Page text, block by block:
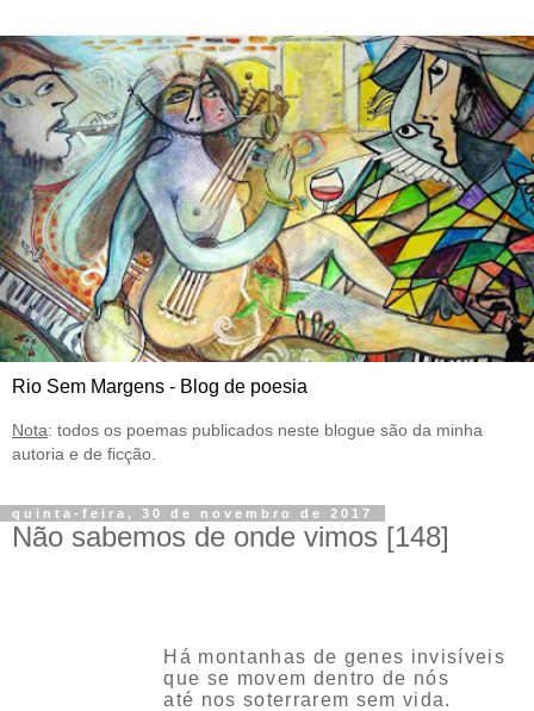
Rio Sem Margens - Blog de poesia
Nota: todos os poemas publicados neste blogue são da minha
autoria e de ficção.
quinta-feira, 30 de novembro de 2017
Não sabemos de onde vimos [148]
Há montanhas de genes invisíveis
que se movem dentro de nós
até nos soterrarem sem vida.